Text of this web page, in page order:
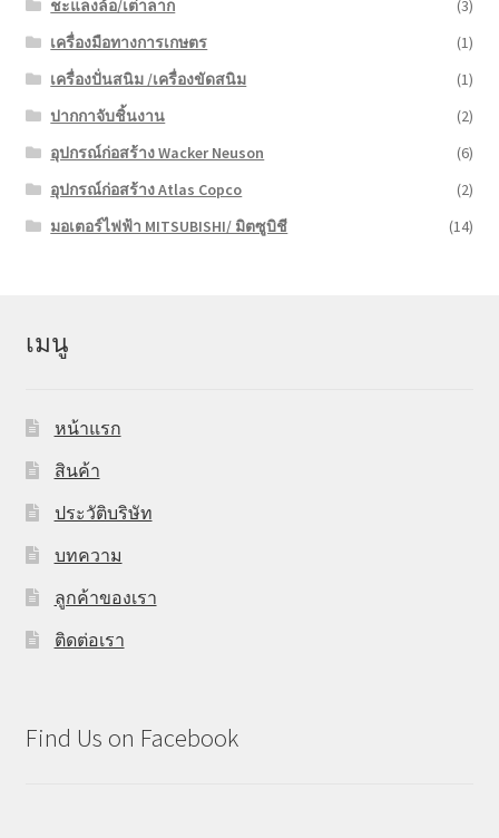
ชะแลงล้อ/เต่าลาก
(3)
เครื่องมือทางการเกษตร
(1)
เครื่องปั่นสนิม /เครื่องขัดสนิม
(1)
ปากกาจับชิ้นงาน
(2)
อุปกรณ์ก่อสร้าง Wacker Neuson
(6)
อุปกรณ์ก่อสร้าง Atlas Copco
(2)
มอเตอร์ไฟฟ้า MITSUBISHI/ มิตซูบิชี
(14)
เมนู
หน้าแรก
สินค้า
ประวัติบริษัท
บทความ
ลูกค้าของเรา
ติดต่อเรา
Find Us on Facebook